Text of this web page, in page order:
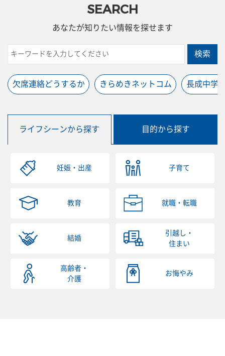
SEARCH
あなたが知りたい情報を探せます
検索
欠席連絡どうするか きらめきネットコム 長成中学
ライフシーンから探す 目的から探す
妊娠・出産 子育て
教育 就職・転職
結婚
引越し・
住まい
高齢者・
介護
お悔やみ